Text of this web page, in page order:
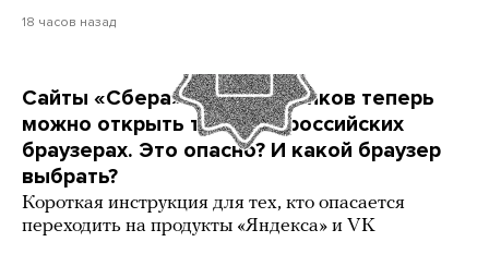
18 часов назад
Сайты «Сбера» и других банков теперь
можно открыть только в российских
браузерах. Это опасно? И какой браузер
выбрать?
Короткая инструкция для тех, кто опасается
переходить на продукты «Яндекса» и VK